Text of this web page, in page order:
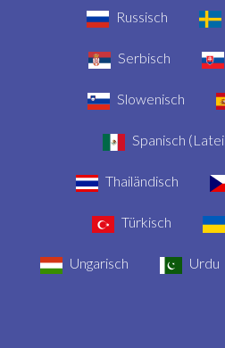
Russisch
Serbisch
Slowenisch
Spanisch
Thailändisch
Türkisch
Ungarisch Urdu